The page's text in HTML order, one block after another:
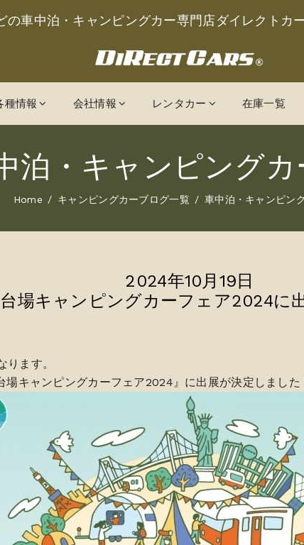
の車中泊・キャンピングカー専門店ダイレクトカ
種情報 会社情報 レンタカー 在庫一覧
泊・キャンピング
Home キャンピングカーブログ一覧 車中泊・キャンピン
2024年10月19日
場キャンピングカーフェア2024に
ます。
場キャンピングカーフェア2024』に出展が決定しました